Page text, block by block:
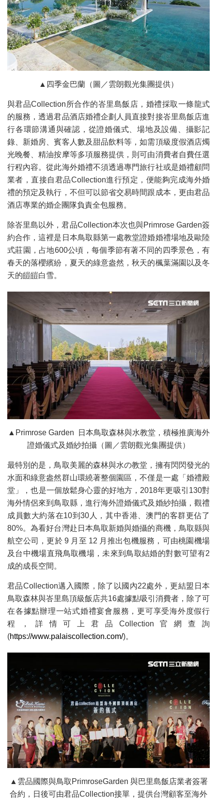
▲四季金巴蘭（圖／雲朗觀光集團提供）
與君品Collection所合作的峇里島飯店，婚禮採取一條龍式
的服務，透過君品酒店婚禮企劃人員直接對接峇里島飯店進
行各環節溝通與確認，從證婚儀式、場地及設備、攝影記
錄、新婚房、賓客人數及甜品飲料等，如需頂級度假酒店燭
光晚餐、精油按摩等多項服務提供，則可由消費者自費任選
行程內容。從此海外婚禮不須透過專門旅行社或是婚禮顧問
業者，直接自君品Collection進行預定，便能夠完成海外婚
禮的預定及執行，不但可以節省交易時間跟成本，更由君品
酒店專業的婚企團隊負責全包服務。
除峇里島以外，君品Collection本次也與Primrose Garden簽
約合作，這裡是日本鳥取縣第一處教堂證婚婚禮場地及歐陸
式莊園，占地600公頃，每個季節有著不同的四季景色，有
春天的落櫻繽紛，夏天的綠意盎然，秋天的楓葉滿園以及冬
天的皚皚白雪。
▲Primrose Garden 日本鳥取森林與水教堂，積極推廣海外
證婚儀式及婚紗拍攝（圖／雲朗觀光集團提供）
最特別的是，鳥取美麗的森林與水の教堂，擁有閃閃發光的
水面和綠意盎然群山環繞著整個園區，不僅是一處「婚禮殿
堂」，也是一個放鬆身心靈的好地方，2018年更吸引130對
海外情侶來到鳥取縣，進行海外證婚儀式及婚紗拍攝，觀禮
成員數大約落在10到30人，其中香港、澳門的客群更佔了
80%。為看好台灣赴日本鳥取新婚與婚攝的商機，鳥取縣與
航空公司，更於 9 月至 12 月推出包機服務，可由桃園機場
及台中機場直飛鳥取機場，未來到鳥取結婚的對數可望有2
成的成長空間。
君品Collection邁入國際，除了以國內22處外，更結盟日本
鳥取森林與峇里島頂級飯店共16處據點吸引消費者，除了可
在各據點辦理一站式婚禮宴會服務，更可享受海外度假行
程，詳情可上君品Collection官網查詢
(https://www.palaiscollection.com/)。
▲雲品國際與鳥取PrimroseGarden 與巴里島飯店業者簽署
合約，日後可由君品Collection接單，提供台灣顧客至海外